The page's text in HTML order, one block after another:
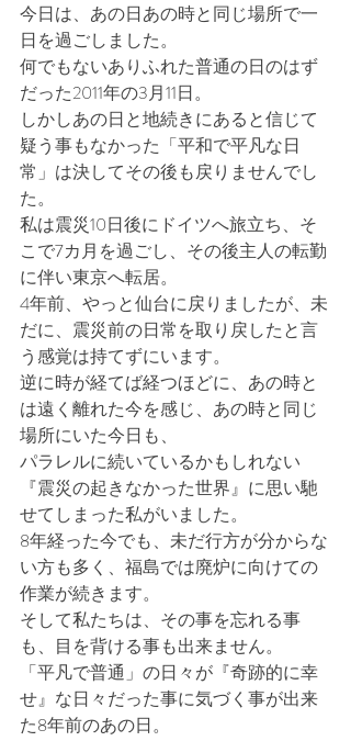
今日は、あの日あの時と同じ場所で一
日を過ごしました。
何でもないありふれた普通の日のはず
だった2011年の3月11日。
しかしあの日と地続きにあると信じて
疑う事もなかった「平和で平凡な日
常」は決してその後も戻りませんでし
た。
私は震災10日後にドイツへ旅立ち、そ
こで7カ月を過ごし、その後主人の転勤
に伴い東京へ転居。
4年前、やっと仙台に戻りましたが、未
だに、震災前の日常を取り戻したと言
う感覚は持てずにいます。
逆に時が経てば経つほどに、あの時と
は遠く離れた今を感じ、あの時と同じ
場所にいた今日も、
パラレルに続いているかもしれない
『震災の起きなかった世界』に思い馳
せてしまった私がいました。
8年経った今でも、未だ行方が分からな
い方も多く、福島では廃炉に向けての
作業が続きます。
そして私たちは、その事を忘れる事
も、目を背ける事も出来ません。
「平凡で普通」の日々が『奇跡的に幸
せ』な日々だった事に気づく事が出来
た8年前のあの日。